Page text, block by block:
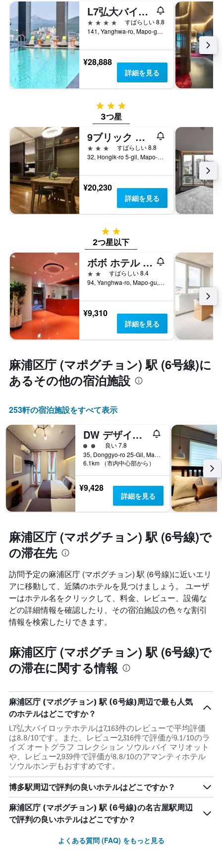
L7弘大バイロッテホテル
4つ星
すばらしい 8.8
141, Yanghwa-ro, Mapo-gu, ソウル, 韓国
¥28,888
詳細を見る
3つ星
3つ星
9ブリック ホテル
3つ星
すばらしい 8.8
32, Hongik-ro 5-gil, Mapo-gu, ソウル, 韓国
¥20,230
詳細を見る
2つ星
2つ星以下
ボボ ホテル ホンデ
2つ星
すばらしい 8.4
94, Yanghwa-ro, Mapo-gu, ソウル, 韓国
¥9,310
詳細を見る
麻浦区庁 (マポグチョン) 駅 (6号線)​に
あるその他の宿泊施設
253​軒の宿泊施設をすべて表示
DW デザイン レジデンス
2​クラス評価
良い 7.8
35, Donggyo-ro 25-Gil, Mapo-gu, ソウル, 韓国
6.1km （市内中心部から）
¥9,428
詳細を見る
麻浦区庁 (マポグチョン) 駅 (6号線)で
の滞在先
訪問予定の麻浦区庁 (マポグチョン) 駅 (6号線)に近いエリ
アに移動して、近隣のホテルを見つけましょう。 ユーザ
ーはホテル名をクリックして、料金、レビュー、設備な
どの詳細情報を確認したり、その宿泊施設の色々な割引
情報を検索したりできます。
麻浦区庁 (マポグチョン) 駅 (6号線)で
の滞在に関する情報
麻浦区庁 (マポグチョン) 駅 (6号線)周辺で最も人気
のホテルはどこですか？
L7弘大バイロッテホテルは7,163件のレビューで平均評価
は8.8/10です。また、レビュー2,316件で評価が9.1/10のラ
イズ オートグラフ コレクション ソウル バイ マリオット
や、レビュー2,939件で評価が8.8/10のアマンティホテル
ソウルホンデもおすすめです。
博多駅周辺で評判の良いホテルはどこですか？
麻浦区庁 (マポグチョン) 駅 (6号線)の名古屋駅周辺
で評判の良いホテルはどこですか？
よくある質問 (FAQ) をもっと見る